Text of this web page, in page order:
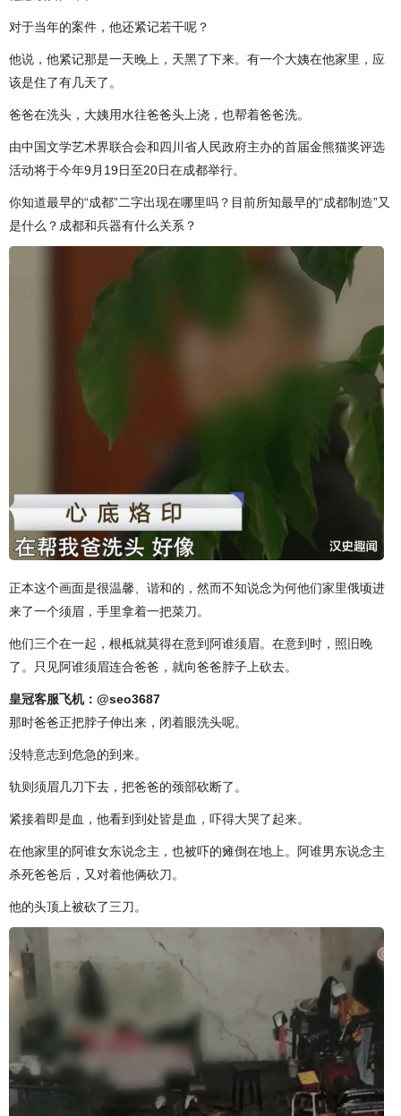
对于当年的案件，他还紧记若干呢？
他说，他紧记那是一天晚上，天黑了下来。有一个大姨在他家里，应
该是住了有几天了。
爸爸在洗头，大姨用水往爸爸头上浇，也帮着爸爸洗。
由中国文学艺术界联合会和四川省人民政府主办的首届金熊猫奖评选
活动将于今年9月19日至20日在成都举行。
你知道最早的“成都”二字出现在哪里吗？目前所知最早的“成都制造”又
是什么？成都和兵器有什么关系？
正本这个画面是很温馨、谐和的，然而不知说念为何他们家里俄顷进
来了一个须眉，手里拿着一把菜刀。
他们三个在一起，根柢就莫得在意到阿谁须眉。在意到时，照旧晚
了。只见阿谁须眉连合爸爸，就向爸爸脖子上砍去。
皇冠客服飞机：@seo3687
那时爸爸正把脖子伸出来，闭着眼洗头呢。
没特意志到危急的到来。
轨则须眉几刀下去，把爸爸的颈部砍断了。
紧接着即是血，他看到到处皆是血，吓得大哭了起来。
在他家里的阿谁女东说念主，也被吓的瘫倒在地上。阿谁男东说念主
杀死爸爸后，又对着他俩砍刀。
他的头顶上被砍了三刀。